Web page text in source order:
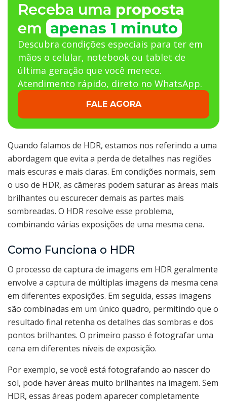
Receba uma proposta
em apenas 1 minuto
Descubra condições especiais para ter em
mãos o celular, notebook ou tablet de
última geração que você merece.
Atendimento rápido, direto no WhatsApp.
FALE AGORA
Quando falamos de HDR, estamos nos referindo a uma
abordagem que evita a perda de detalhes nas regiões
mais escuras e mais claras. Em condições normais, sem
o uso de HDR, as câmeras podem saturar as áreas mais
brilhantes ou escurecer demais as partes mais
sombreadas. O HDR resolve esse problema,
combinando várias exposições de uma mesma cena.
Como Funciona o HDR
O processo de captura de imagens em HDR geralmente
envolve a captura de múltiplas imagens da mesma cena
em diferentes exposições. Em seguida, essas imagens
são combinadas em um único quadro, permitindo que o
resultado final retenha os detalhes das sombras e dos
pontos brilhantes. O primeiro passo é fotografar uma
cena em diferentes níveis de exposição.
Por exemplo, se você está fotografando ao nascer do
sol, pode haver áreas muito brilhantes na imagem. Sem
HDR, essas áreas podem aparecer completamente